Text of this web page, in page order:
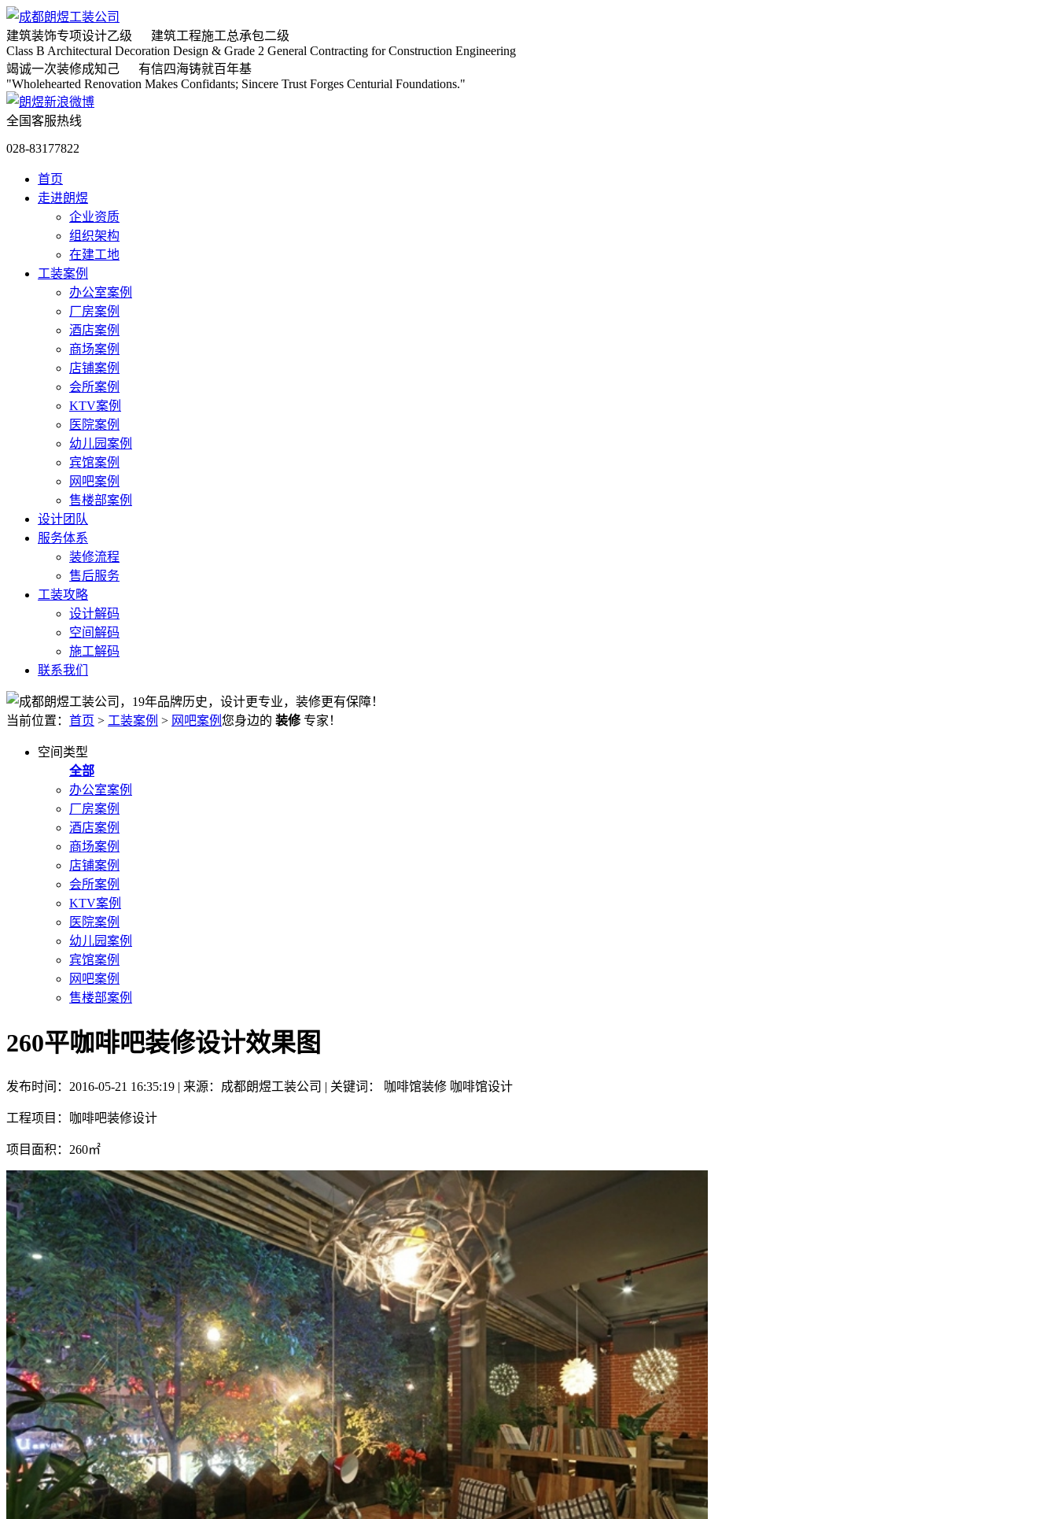
建筑装饰专项设计乙级 建筑工程施工总承包二级
Class B Architectural Decoration Design & Grade 2 General Contracting for Construction Engineering
竭诚一次装修成知己 有信四海铸就百年基
"Wholehearted Renovation Makes Confidants; Sincere Trust Forges Centurial Foundations."
全国客服热线
028-83177822
首页
走进朗煜
企业资质
组织架构
在建工地
工装案例
办公室案例
厂房案例
酒店案例
商场案例
店铺案例
会所案例
KTV案例
医院案例
幼儿园案例
宾馆案例
网吧案例
售楼部案例
设计团队
服务体系
装修流程
售后服务
工装攻略
设计解码
空间解码
施工解码
联系我们
当前位置： 首页 > 工装案例 > 网吧案例 您身边的 装修专家！
空间类型
全部
办公室案例
厂房案例
酒店案例
商场案例
店铺案例
会所案例
KTV案例
医院案例
幼儿园案例
宾馆案例
网吧案例
售楼部案例
260平咖啡吧装修设计效果图
发布时间：2016-05-21 16:35:19 | 来源：成都朗煜工装公司 | 关键词： 咖啡馆装修 咖啡馆设计
工程项目：咖啡吧装修设计
项目面积：260㎡